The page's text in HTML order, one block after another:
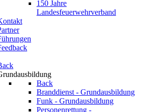
150 Jahre
Landesfeuerwehrverband
Back
Branddienst - Grundausbildung
Funk - Grundausbildung
Personenrettung -